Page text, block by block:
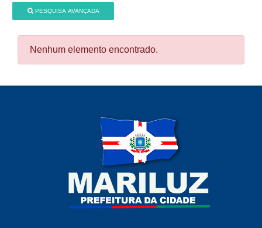
PESQUISA AVANÇADA
Nenhum elemento encontrado.